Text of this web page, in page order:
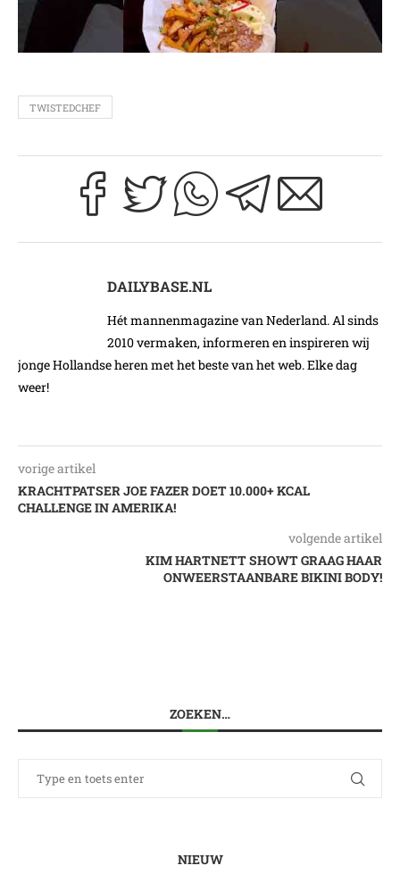
TWISTEDCHEF
DAILYBASE.NL
Hét mannenmagazine van Nederland. Al sinds
2010 vermaken, informeren en inspireren wij
jonge Hollandse heren met het beste van het web. Elke dag
weer!
vorige artikel
KRACHTPATSER JOE FAZER DOET 10.000+ KCAL
CHALLENGE IN AMERIKA!
volgende artikel
KIM HARTNETT SHOWT GRAAG HAAR
ONWEERSTAANBARE BIKINI BODY!
ZOEKEN…
NIEUW